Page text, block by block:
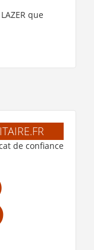
que
de confiance